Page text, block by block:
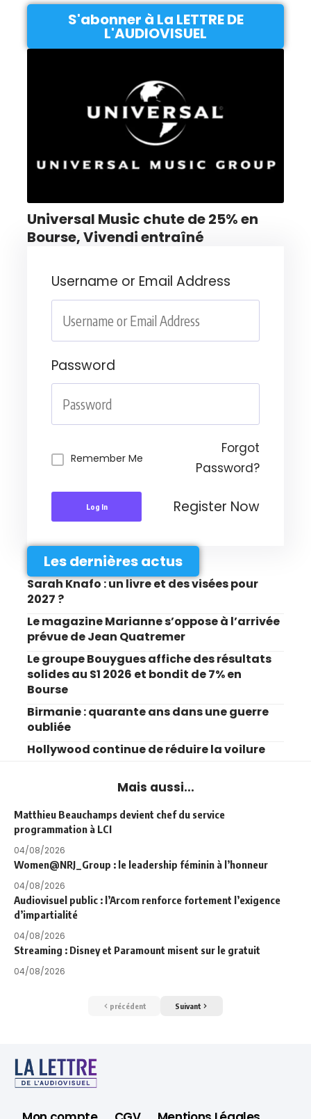
S'abonner à La LETTRE DE
L'AUDIOVISUEL
Universal Music chute de 25% en
Bourse, Vivendi entraîné
Username or Email Address
Password
Remember Me
Forgot
Password?
Log In Register Now
Les dernières actus
Sarah Knafo : un livre et des visées pour
2027 ?
Le magazine Marianne s’oppose à l’arrivée
prévue de Jean Quatremer
Le groupe Bouygues affiche des résultats
solides au S1 2026 et bondit de 7% en
Bourse
Birmanie : quarante ans dans une guerre
oubliée
Hollywood continue de réduire la voilure
Mais aussi...
Matthieu Beauchamps devient chef du service
programmation à LCI
04/08/2026
Women@NRJ_Group : le leadership féminin à l’honneur
04/08/2026
Audiovisuel public : l’Arcom renforce fortement l’exigence
d’impartialité
04/08/2026
Streaming : Disney et Paramount misent sur le gratuit
04/08/2026
précédent Suivant